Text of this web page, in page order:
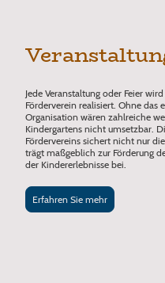
Jede Veranstaltung oder Feier
Förderverein realisiert. Ohne das
Organisation wären zahlreiche
Kindergartens nicht umsetzbar.
Fördervereins sichert nicht nur
trägt maßgeblich zur Förderung
der Kindererlebnisse bei.
Erfahren Sie mehr